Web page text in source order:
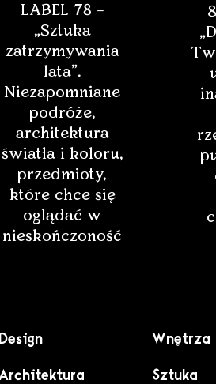
LABEL 78 –
„Sztuka
zatrzymywania
lata”.
Niezapomniane
podróże,
architektura
światła i koloru,
przedmioty,
które chce się
oglądać w
nieskończoność
Design Wnętrza
Sztuka